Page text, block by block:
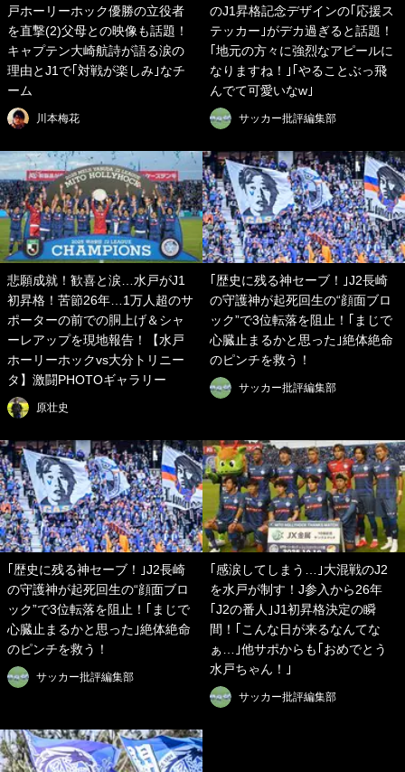
戸ホーリーホック優勝の立役者
を直撃(2)父母との映像も話題！
キャプテン大崎航詩が語る涙の
理由とJ1で｢対戦が楽しみ｣なチ
ーム
川本梅花
のJ1昇格記念デザインの｢応援ス
テッカー｣がデカ過ぎると話題！
｢地元の方々に強烈なアピールに
なりますね！｣｢やることぶっ飛
んでて可愛いなw｣
サッカー批評編集部
悲願成就！歓喜と涙…水戸がJ1
初昇格！苦節26年…1万人超のサ
ポーターの前での胴上げ＆シャ
ーレアップを現地報告！【水戸
ホーリーホックvs大分トリニー
タ】激闘PHOTOギャラリー
原壮史
｢歴史に残る神セーブ！｣J2長崎
の守護神が起死回生の“顔面ブロ
ック”で3位転落を阻止！｢まじで
心臓止まるかと思った｣絶体絶命
のピンチを救う！
サッカー批評編集部
｢歴史に残る神セーブ！｣J2長崎
の守護神が起死回生の“顔面ブロ
ック”で3位転落を阻止！｢まじで
心臓止まるかと思った｣絶体絶命
のピンチを救う！
サッカー批評編集部
｢感涙してしまう…｣大混戦のJ2
を水戸が制す！J参入から26年
｢J2の番人｣J1初昇格決定の瞬
間！｢こんな日が来るなんてな
ぁ…｣他サポからも｢おめでとう
水戸ちゃん！｣
サッカー批評編集部